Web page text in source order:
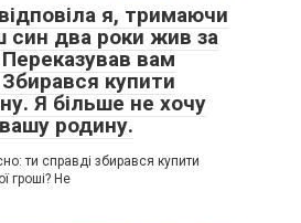
я, тримаючи
син два роки жив за
вам
купити
Я більше не хочу
родину.
ти справді збирався купити
гроші? Не